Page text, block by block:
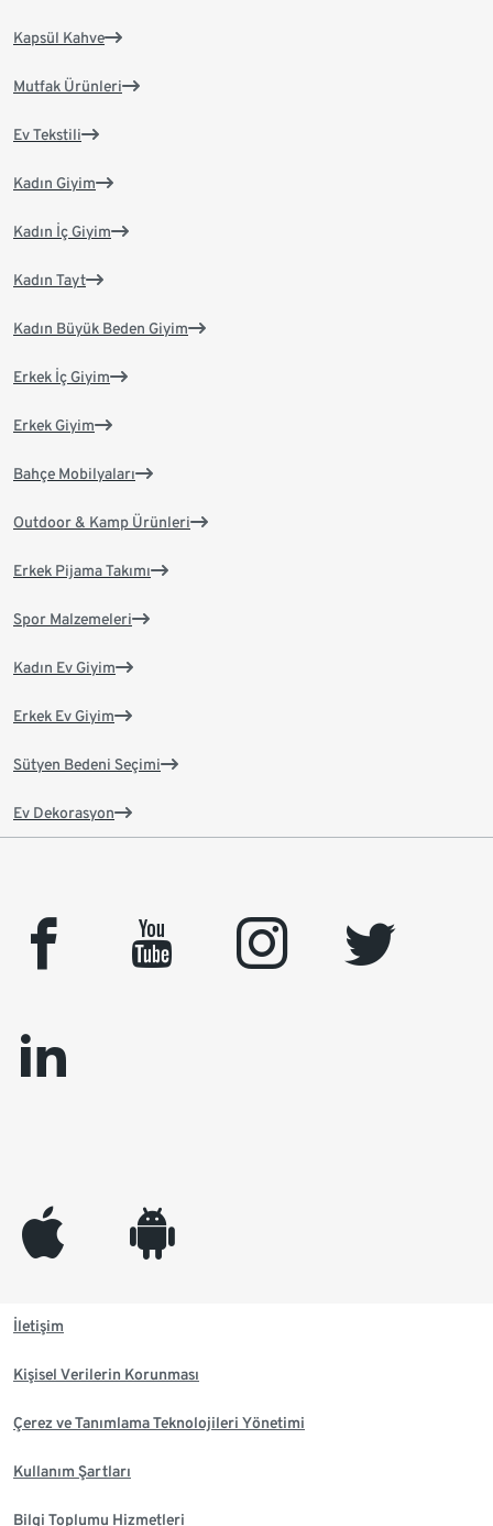
Kapsül Kahve
Mutfak Ürünleri
Ev Tekstili
Kadın Giyim
Kadın İç Giyim
Kadın Tayt
Kadın Büyük Beden Giyim
Erkek İç Giyim
Erkek Giyim
Bahçe Mobilyaları
Outdoor & Kamp Ürünleri
Erkek Pijama Takımı
Spor Malzemeleri
Kadın Ev Giyim
Erkek Ev Giyim
Sütyen Bedeni Seçimi
Ev Dekorasyon
facebook youtube instagram
twitter
linkedin
appleinc android
İletişim
Kişisel Verilerin Korunması
Çerez ve Tanımlama Teknolojileri Yönetimi
Kullanım Şartları
Bilgi Toplumu Hizmetleri